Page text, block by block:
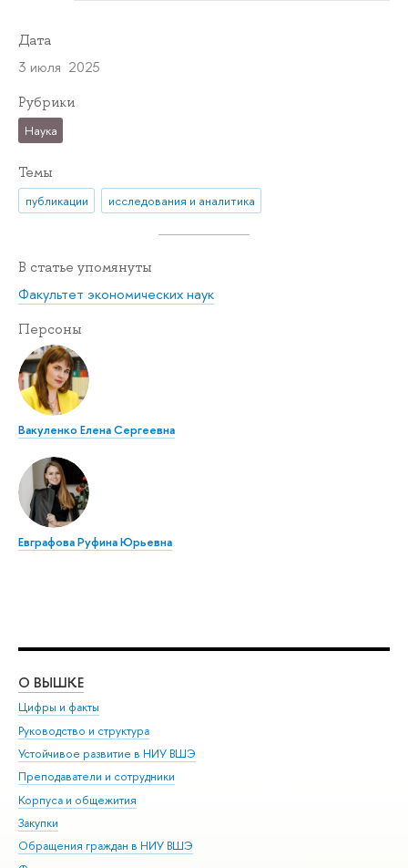
Дата
3 июля 2025
Рубрики
Наука
Темы
публикации исследования и аналитика
В статье упомянуты
Факультет экономических наук
Персоны
Вакуленко Елена Сергеевна
Евграфова Руфина Юрьевна
О ВЫШКЕ
Цифры и факты
Руководство и структура
Устойчивое развитие в НИУ ВШЭ
Преподаватели и сотрудники
Корпуса и общежития
Закупки
Обращения граждан в НИУ ВШЭ